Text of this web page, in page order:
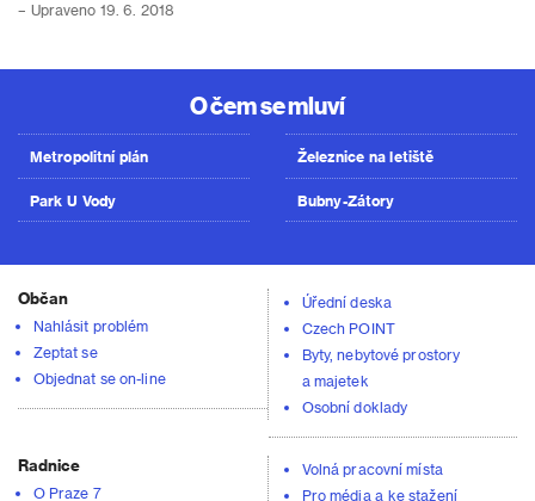
– Upraveno 19. 6. 2018
O čem se mluví
Metropolitní plán
Park U Vody
Železnice na letiště
Bubny-Zátory
Občan
Nahlásit problém
Zeptat se
Objednat se on-line
Úřední deska
Czech POINT
Byty, nebytové prostory
a majetek
Osobní doklady
Radnice
O Praze 7
Volná pracovní místa
Pro média a ke stažení